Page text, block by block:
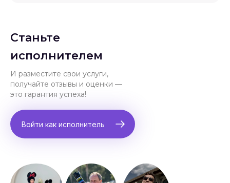
Станьте
исполнителем
И разместите свои услуги,
получайте отзывы и оценки —
это гарантия успеха!
Войти как исполнитель